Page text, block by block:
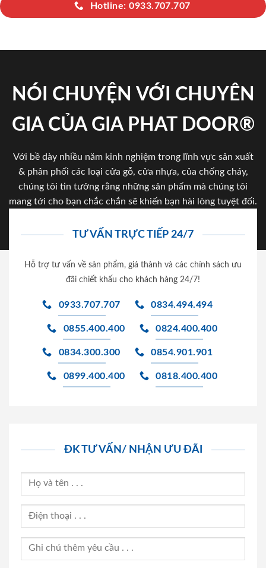
Hotline: 0933.707.707
NÓI CHUYỆN VỚI CHUYÊN
GIA CỦA GIA PHAT DOOR®
Với bề dày nhiều năm kinh nghiệm trong lĩnh vực sản xuất
& phân phối các loại cửa gỗ, cửa nhựa, của chống cháy,
chúng tôi tin tưởng rằng những sản phẩm mà chúng tôi
mang tới cho bạn chắc chắn sẽ khiến bạn hài lòng tuyệt đối.
TƯ VẤN TRỰC TIẾP 24/7
Hỗ trợ tư vấn về sản phẩm, giá thành và các chính sách ưu
đãi chiết khấu cho khách hàng 24/7!
0933.707.707 0834.494.494
0855.400.400 0824.400.400
0834.300.300 0854.901.901
0899.400.400 0818.400.400
ĐK TƯ VẤN/ NHẬN ƯU ĐÃI